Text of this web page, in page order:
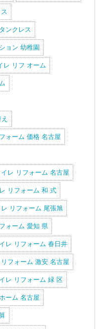
ンクレス
ョン 幼稚園
レ リフ オーム
ォーム 価格 名古屋
イレ リフォーム 名古屋
リフォーム 和 式
レ リフォーム 尾張旭
ォーム 愛知 県
レ リフォーム 春日井
リフォーム 激安 名古屋
レ リフォーム 緑 区
ーム 名古屋